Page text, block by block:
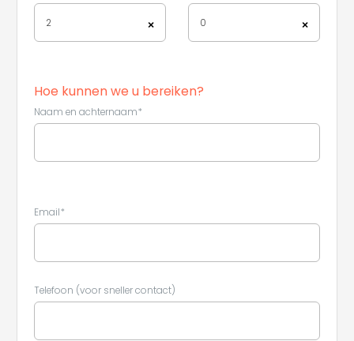
×
2 ×
0
Hoe kunnen we u bereiken?
Naam en achternaam*
Email*
Telefoon (voor sneller contact)